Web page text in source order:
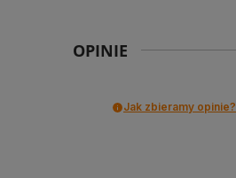
OPINIE
Jak zbieramy opinie?